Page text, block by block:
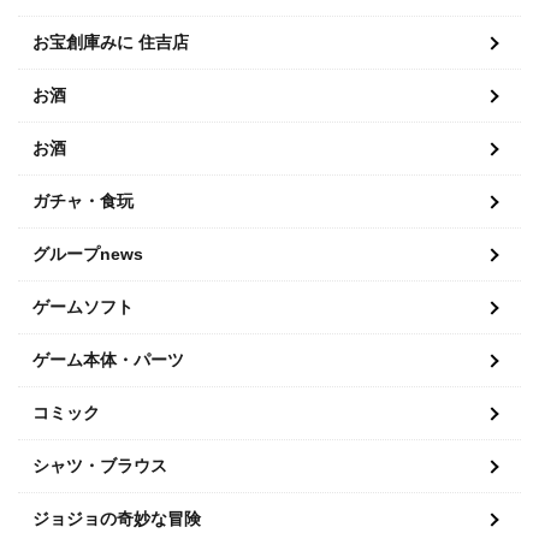
お宝創庫みに 住吉店
お酒
お酒
ガチャ・食玩
グループnews
ゲームソフト
ゲーム本体・パーツ
コミック
シャツ・ブラウス
ジョジョの奇妙な冒険